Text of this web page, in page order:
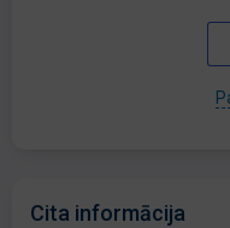
Cita informācija